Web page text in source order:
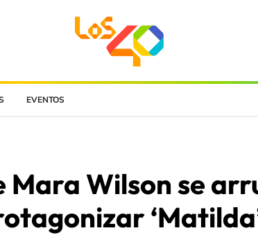
EVENTOS
Mara Wilson se